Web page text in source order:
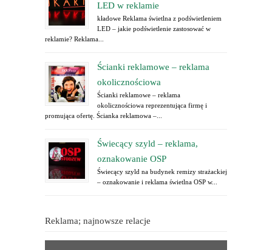
LED w reklamie
kładowe Reklama świetlna z podświetleniem
LED – jakie podświetlenie zastosować w
reklamie? Reklama...
Ścianki reklamowe – reklama
okolicznościowa
Ścianki reklamowe – reklama
okolicznościowa reprezentująca firmę i
promująca ofertę. Ścianka reklamowa –...
Świecący szyld – reklama,
oznakowanie OSP
Świecący szyld na budynek remizy strażackiej
– oznakowanie i reklama świetlna OSP w...
Reklama; najnowsze relacje